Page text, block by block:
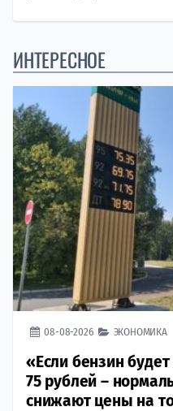
ИНТЕРЕСНОЕ
08-08-2026 ЭКОНОМИКА
«Если бензин
75 рублей –
снижают цены на